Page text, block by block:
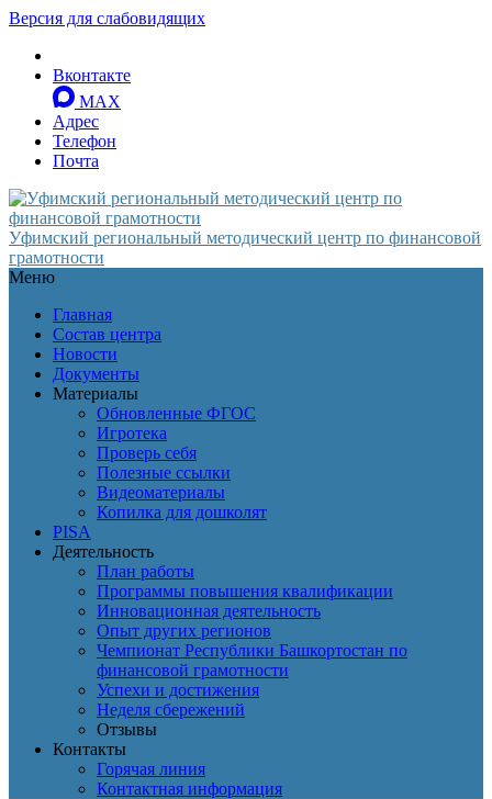
Версия для слабовидящих
Вконтакте
MAX
Адрес
Телефон
Почта
Уфимский региональный методический центр по финансовой
грамотности
Меню
Главная
Состав центра
Новости
Документы
Материалы
Обновленные ФГОС
Игротека
Проверь себя
Полезные ссылки
Видеоматериалы
Копилка для дошколят
PISA
Деятельность
План работы
Программы повышения квалификации
Инновационная деятельность
Опыт других регионов
Чемпионат Республики Башкортостан по
финансовой грамотности
Успехи и достижения
Неделя сбережений
Отзывы
Контакты
Горячая линия
Контактная информация